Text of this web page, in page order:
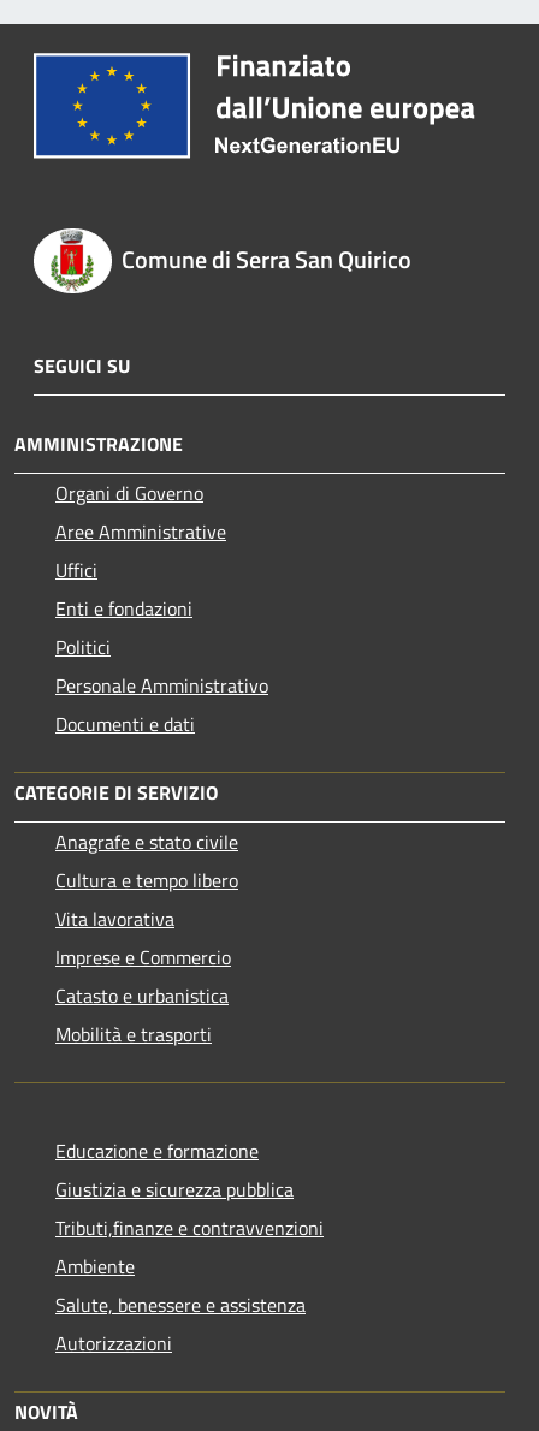
Comune di Serra San Quirico
SEGUICI SU
AMMINISTRAZIONE
Organi di Governo
Aree Amministrative
Uffici
Enti e fondazioni
Politici
Personale Amministrativo
Documenti e dati
CATEGORIE DI SERVIZIO
Anagrafe e stato civile
Cultura e tempo libero
Vita lavorativa
Imprese e Commercio
Catasto e urbanistica
Mobilità e trasporti
Educazione e formazione
Giustizia e sicurezza pubblica
Tributi,finanze e contravvenzioni
Ambiente
Salute, benessere e assistenza
Autorizzazioni
NOVITÀ